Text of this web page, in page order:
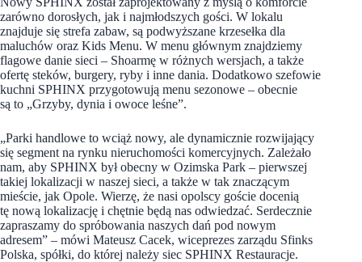
zarówno dorosłych, jak i najmłodszych gości. W lokalu
znajduje się strefa zabaw, są podwyższane krzesełka dla
maluchów oraz Kids Menu. W menu głównym znajdziemy
flagowe danie sieci – Shoarmę w różnych wersjach, a także
ofertę steków, burgery, ryby i inne dania. Dodatkowo szefowie
kuchni SPHINX przygotowują menu sezonowe – obecnie
są to „Grzyby, dynia i owoce leśne”.
„Parki handlowe to wciąż nowy, ale dynamicznie rozwijający
się segment na rynku nieruchomości komercyjnych. Zależało
nam, aby SPHINX był obecny w Ozimska Park – pierwszej
takiej lokalizacji w naszej sieci, a także w tak znaczącym
mieście, jak Opole. Wierzę, że nasi opolscy goście docenią
tę nową lokalizację i chętnie będą nas odwiedzać. Serdecznie
zapraszamy do spróbowania naszych dań pod nowym
adresem” – mówi Mateusz Cacek, wiceprezes zarządu Sfinks
Polska, spółki, do której należy siec SPHINX Restauracje.